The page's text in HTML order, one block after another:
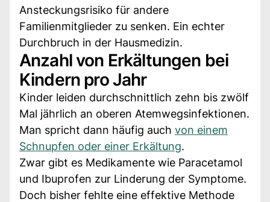
Ansteckungsrisiko für andere
Familienmitglieder zu senken. Ein echter
Durchbruch in der Hausmedizin.
Anzahl von Erkältungen bei
Kindern pro Jahr
Kinder leiden durchschnittlich zehn bis zwölf
Mal jährlich an oberen Atemwegsinfektionen.
Man spricht dann häufig auch von einem
Schnupfen oder einer Erkältung.
Zwar gibt es Medikamente wie Paracetamol
und Ibuprofen zur Linderung der Symptome.
Doch bisher fehlte eine effektive Methode